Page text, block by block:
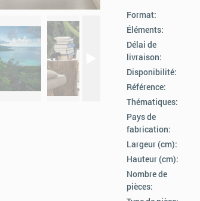
Format:
Éléments:
Délai de
livraison:
Disponibilité:
Référence:
Thématiques:
Pays de
fabrication:
Largeur (cm):
Hauteur (cm):
Nombre de
pièces: